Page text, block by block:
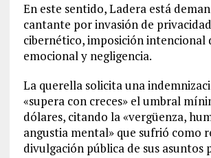
En este sentido, Ladera está
cantante por invasión de
cibernético, imposición intencional
emocional y negligencia.
La querella solicita una
«supera con creces» el umbral
dólares, citando la «vergüenza,
angustia mental» que sufrió como
divulgación pública de sus asuntos